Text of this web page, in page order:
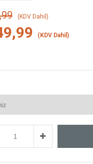
(KDV Dahil)
(KDV Dahil)